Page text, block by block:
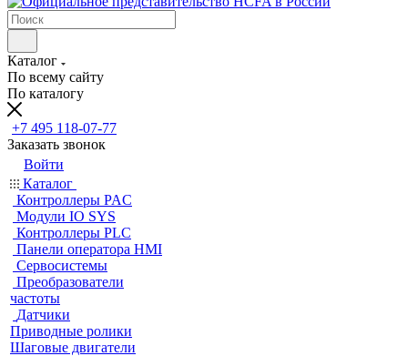
Каталог
По всему сайту
По каталогу
+7 495 118-07-77
Заказать звонок
Войти
Каталог
Контроллеры PAC
Модули IO SYS
Контроллеры PLC
Панели оператора HMI
Сервосистемы
Преобразователи
частоты
Датчики
Приводные ролики
Шаговые двигатели